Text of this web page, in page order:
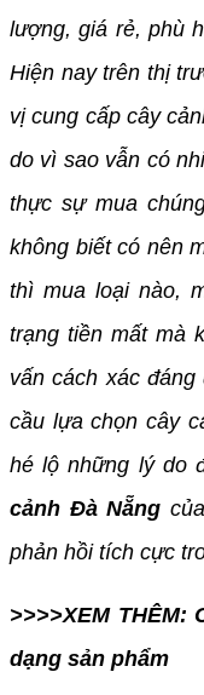
lượng, giá rẻ, phù
Hiện nay trên thị
vị cung cấp cây
do vì sao vẫn có
thực sự mua
không biết có nên
thì mua loại nào,
trạng tiền mất mà
vấn cách xác
cầu lựa chọn cây
hé lộ những lý do
cảnh Đà Nẵng của
phản hồi tích cực
>>>>XEM THÊM:
dạng sản phẩm